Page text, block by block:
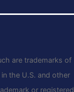
are trademarks of
the U.S. and other
or registered